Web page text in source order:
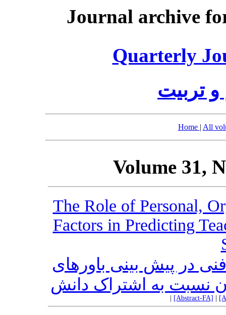
Journal archive
Quarterly
و تربیت
Home | All
Volume 31,
The Role of Personal,
Factors in Predicting
در پیش بینی باورهای
نسبت به اشتراک دانش
[Abstract-FA]